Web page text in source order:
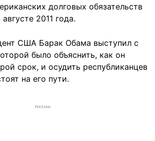
долговых обязательств
2011 года.
США Барак Обама выступил с
было объяснить, как он
срок, и осудить республиканцев
на его пути.
РЕКЛАМА